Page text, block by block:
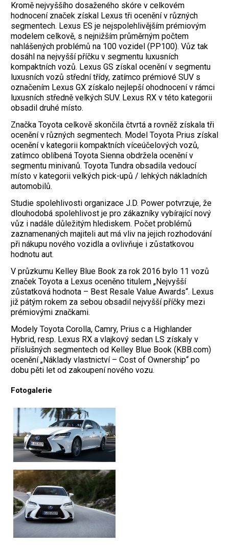
Kromě nejvyššího dosaženého skóre v celkovém
hodnocení značek získal Lexus tři ocenění v různých
segmentech. Lexus ES je nejspolehlivějším prémiovým
modelem celkově, s nejnižším průměrným počtem
nahlášených problémů na 100 vozidel (PP100). Vůz tak
dosáhl na nejvyšší příčku v segmentu luxusních
kompaktních vozů. Lexus GS získal ocenění v segmentu
luxusních vozů střední třídy, zatímco prémiové SUV s
označením Lexus GX získalo nejlepší ohodnocení v rámci
luxusních středně velkých SUV. Lexus RX v této kategorii
obsadil druhé místo.
Značka Toyota celkově skončila čtvrtá a rovněž získala tři
ocenění v různých segmentech. Model Toyota Prius získal
ocenění v kategorii kompaktních víceúčelových vozů,
zatímco oblíbená Toyota Sienna obdržela ocenění v
segmentu minivanů. Toyota Tundra obsadila vedoucí
místo v kategorii velkých pick-upů / lehkých nákladních
automobilů.
Studie spolehlivosti organizace J.D. Power potvrzuje, že
dlouhodobá spolehlivost je pro zákazníky vybírající nový
vůz i nadále důležitým hlediskem. Počet problémů
zaznamenaných majiteli aut má vliv na jejich rozhodování
při nákupu nového vozidla a ovlivňuje i zůstatkovou
hodnotu aut.
V průzkumu Kelley Blue Book za rok 2016 bylo 11 vozů
značek Toyota a Lexus oceněno titulem „Nejvyšší
zůstatková hodnota – Best Resale Value Awards“. Lexus
již pátým rokem za sebou obsadil nejvyšší příčky mezi
prémiovými značkami.
Modely Toyota Corolla, Camry, Prius c a Highlander
Hybrid, resp. Lexus RX a vlajkový sedan LS získaly v
příslušných segmentech od Kelley Blue Book (KBB.com)
ocenění „Náklady vlastnictví – Cost of Ownership“ po
dobu pěti let od zakoupení nového vozu.
Fotogalerie